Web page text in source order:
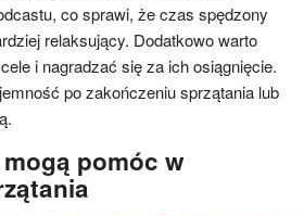
co sprawi, że czas spędzony
relaksujący. Dodatkowo warto
i nagradzać się za ich osiągnięcie.
po zakończeniu sprzątania lub
pomóc w